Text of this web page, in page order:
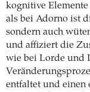
kognitive
als bei Adorno ist
sondern auch
und affiziert die
wie bei Lorde und
entfaltet und einen